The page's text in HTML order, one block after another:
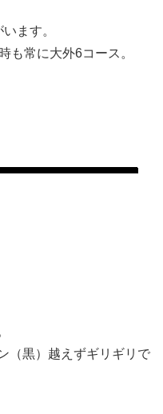
ます。
も常に大外6コース。
（黒）越えずギリギリで